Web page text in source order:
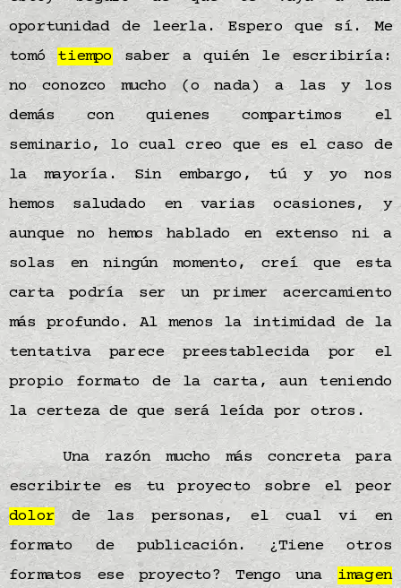
oportunidad de leerla. Espero que sí. Me
tomótiempo saber a quién le escribiría:
no conozco mucho (o nada) a las y los
demás con quienes compartimos el
seminario, lo cual creo que es el caso de
la mayoría. Sin embargo, tú y yo nos
hemos saludado en varias ocasiones, y
aunque no hemos hablado en extenso ni a
solas en ningún momento, creí que esta
carta podría ser un primer acercamiento
más profundo. Al menos la intimidad de la
tentativa parece preestablecida por el
propio formato de la carta, aun teniendo
la certeza de que será leída por otros.
Una razón mucho más concreta para
escribirte es tu proyecto sobre el peor
dolorde las personas, el cual vi en
formato de publicación. ¿Tiene otros
formatos ese proyecto? Tengo unaimagen